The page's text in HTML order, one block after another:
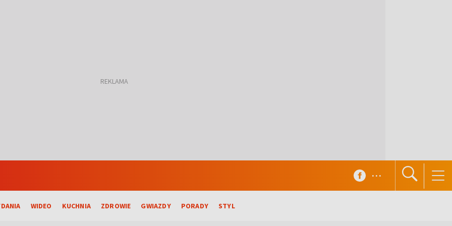
WIDEO KUCHNIA ZDROWIE GWIAZDY PORADY STYL
...